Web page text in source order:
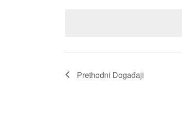
Prethodni Događaji